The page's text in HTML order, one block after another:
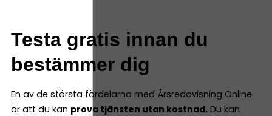
Testa gratis innan du
bestämmer dig
En av de största fördelarna med Årsredovisning Online
är att du kan prova tjänsten utan kostnad. Du kan